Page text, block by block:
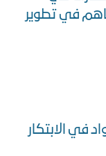
في تطوير
في الابتكار